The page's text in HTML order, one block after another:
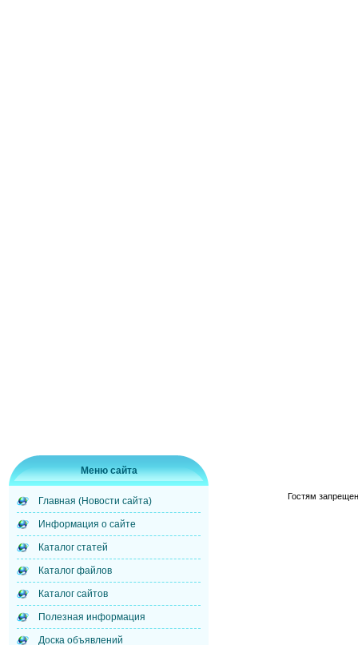
Меню сайта
Главная (Новости сайта)
Информация о сайте
Каталог статей
Каталог файлов
Каталог сайтов
Полезная информация
Доска объявлений
Гостям